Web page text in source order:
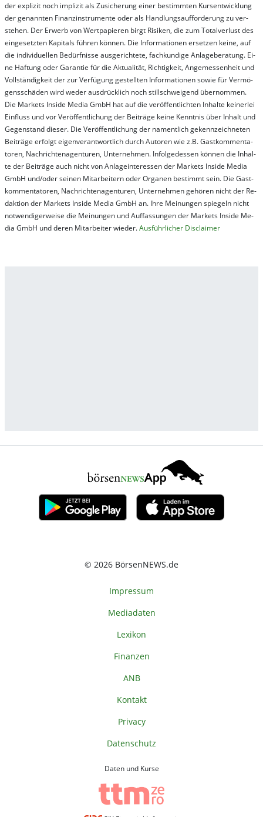
der ex­pli­zit noch im­pli­zit als Zu­sich­er­ung ei­ner be­stim­mt­en Kurs­ent­wick­lung
der ge­nan­nt­en Fi­nanz­in­stru­men­te oder als Handl­ungs­auf­for­der­ung zu ver­
steh­en. Der Er­werb von Wert­pa­pier­en birgt Ri­si­ken, die zum To­tal­ver­lust des
ein­ge­setz­ten Ka­pi­tals füh­ren kön­nen. Die In­for­ma­tion­en er­setz­en kei­ne, auf
die in­di­vi­du­el­len Be­dür­fnis­se aus­ge­rich­te­te, fach­kun­di­ge An­la­ge­be­ra­tung. Ei­
ne Haf­tung oder Ga­ran­tie für die Ak­tu­ali­tät, Rich­tig­keit, An­ge­mes­sen­heit und
Vol­lständ­ig­keit der zur Ver­fü­gung ge­stel­lt­en In­for­ma­tion­en so­wie für Ver­mö­
gens­schä­den wird we­der aus­drück­lich noch stil­lschwei­gend über­nom­men.
Die Mar­kets In­side Me­dia GmbH hat auf die ver­öf­fent­lich­ten In­hal­te kei­ner­lei
Ein­fluss und vor Ver­öf­fent­lich­ung der Bei­trä­ge kei­ne Ken­nt­nis über In­halt und
Ge­gen­stand die­ser. Die Ver­öf­fent­lich­ung der na­ment­lich ge­kenn­zeich­net­en
Bei­trä­ge er­folgt ei­gen­ver­ant­wort­lich durch Au­tor­en wie z.B. Gast­kom­men­ta­
tor­en, Nach­richt­en­ag­en­tur­en, Un­ter­neh­men. In­fol­ge­des­sen kön­nen die In­hal­
te der Bei­trä­ge auch nicht von An­la­ge­in­te­res­sen der Mar­kets In­side Me­dia
GmbH und/oder sei­nen Mit­ar­bei­tern oder Or­ga­nen be­stim­mt sein. Die Gast­
kom­men­ta­tor­en, Nach­rich­ten­ag­en­tur­en, Un­ter­neh­men ge­hör­en nicht der Re­
dak­tion der Mar­kets In­side Me­dia GmbH an. Ihre Mei­nung­en spie­geln nicht
not­wen­di­ger­wei­se die Mei­nung­en und Auf­fas­sung­en der Mar­kets In­side Me­
dia GmbH und de­ren Mit­ar­bei­ter wie­der.Aus­führ­lich­er Dis­clai­mer
© 2026 BörsenNEWS.de
Impressum
Mediadaten
Lexikon
Finanzen
ANB
Kontakt
Privacy
Datenschutz
Daten und Kurse